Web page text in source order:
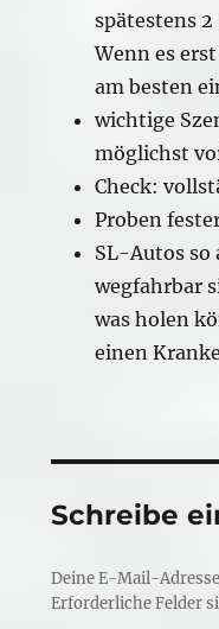
spätestens
Wenn es
am besten
wichtige
möglichst
Check:
Proben
SL-Autos so
wegfahrbar
was holen
einen
Schreibe
Deine E-Mail-
Erforderliche Felder